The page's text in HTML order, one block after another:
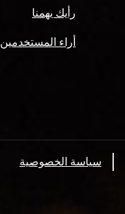
رأيك يهمنا
أراء المستخدمين
سياسة الخصوصية